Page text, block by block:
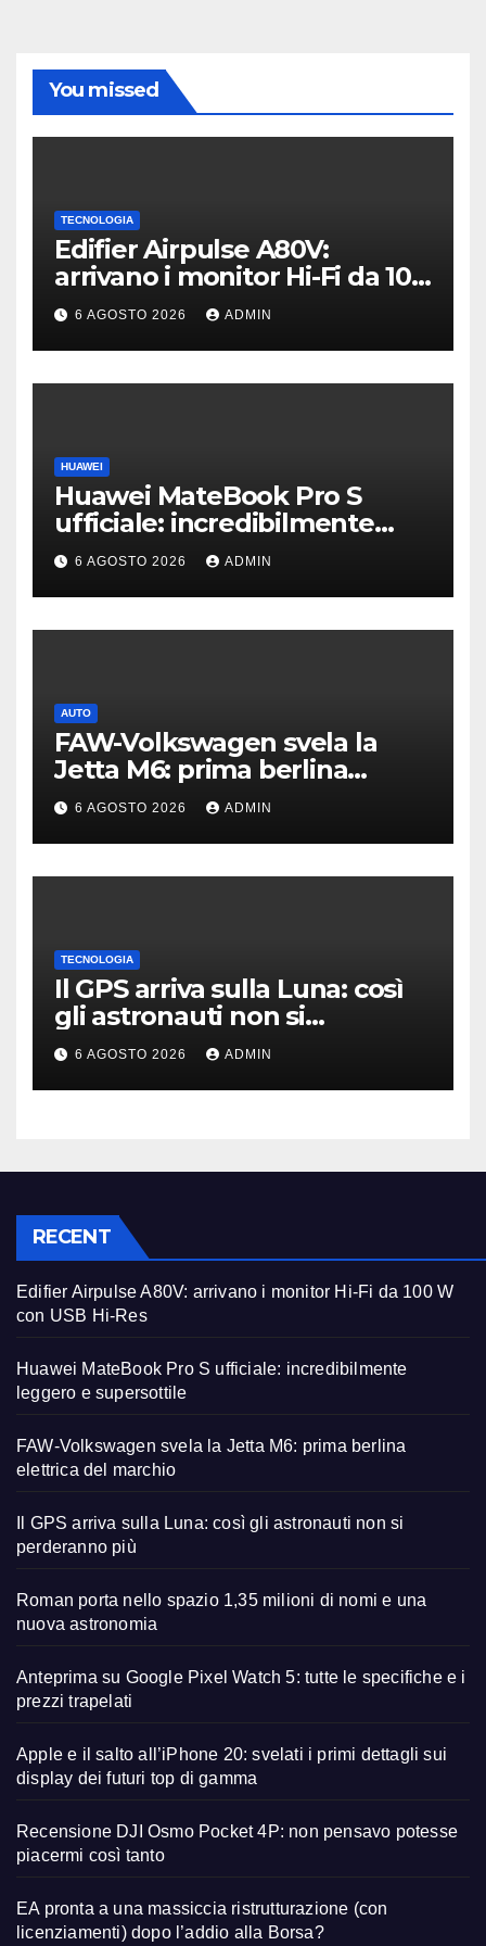
You missed
TECNOLOGIA
Edifier Airpulse A80V:
arrivano i monitor Hi-Fi da 100
W con USB Hi-Res
6 AGOSTO 2026 ADMIN
HUAWEI
Huawei MateBook Pro S
ufficiale: incredibilmente
leggero e supersottile
6 AGOSTO 2026 ADMIN
AUTO
FAW-Volkswagen svela la
Jetta M6: prima berlina
elettrica del marchio
6 AGOSTO 2026 ADMIN
TECNOLOGIA
Il GPS arriva sulla Luna: così
gli astronauti non si
perderanno più
6 AGOSTO 2026 ADMIN
RECENT
Edifier Airpulse A80V: arrivano i monitor Hi-Fi da 100 W
con USB Hi-Res
Huawei MateBook Pro S ufficiale: incredibilmente
leggero e supersottile
FAW-Volkswagen svela la Jetta M6: prima berlina
elettrica del marchio
Il GPS arriva sulla Luna: così gli astronauti non si
perderanno più
Roman porta nello spazio 1,35 milioni di nomi e una
nuova astronomia
Anteprima su Google Pixel Watch 5: tutte le specifiche e i
prezzi trapelati
Apple e il salto all’iPhone 20: svelati i primi dettagli sui
display dei futuri top di gamma
Recensione DJI Osmo Pocket 4P: non pensavo potesse
piacermi così tanto
EA pronta a una massiccia ristrutturazione (con
licenziamenti) dopo l’addio alla Borsa?